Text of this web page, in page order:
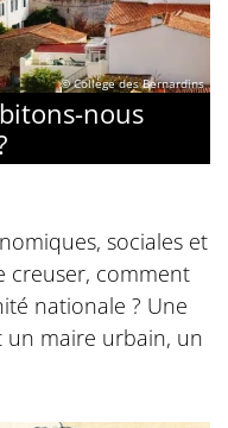
© Collège des Bernardins
nous
sociales et
creuser, comment
nationale ? Une
maire urbain, un